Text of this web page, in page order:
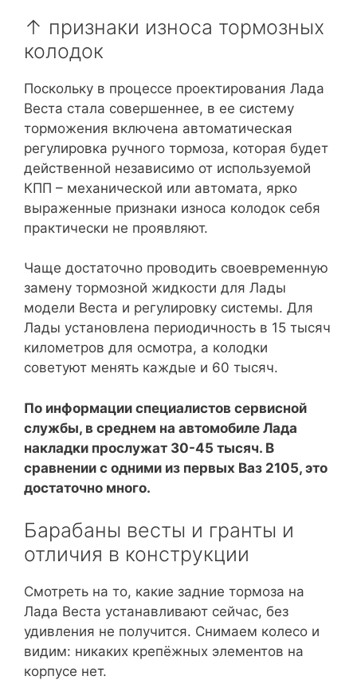
↑ признаки износа тормозных
колодок
Поскольку в процессе проектирования Лада
Веста стала совершеннее, в ее систему
торможения включена автоматическая
регулировка ручного тормоза, которая будет
действенной независимо от используемой
КПП – механической или автомата, ярко
выраженные признаки износа колодок себя
практически не проявляют.
Чаще достаточно проводить своевременную
замену тормозной жидкости для Лады
модели Веста и регулировку системы. Для
Лады установлена периодичность в 15 тысяч
километров для осмотра, а колодки
советуют менять каждые и 60 тысяч.
По информации специалистов сервисной
службы, в среднем на автомобиле Лада
накладки прослужат 30-45 тысяч. В
сравнении с одними из первых Ваз 2105, это
достаточно много.
Барабаны весты и гранты и
отличия в конструкции
Смотреть на то, какие задние тормоза на
Лада Веста устанавливают сейчас, без
удивления не получится. Снимаем колесо и
видим: никаких крепёжных элементов на
корпусе нет.